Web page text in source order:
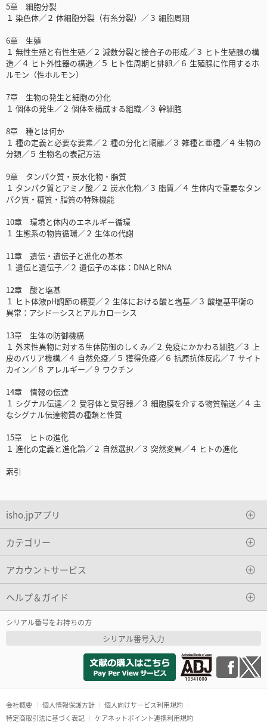
5章 細胞分裂
１ 染色体／２ 体細胞分裂（有糸分裂）／３ 細胞周期
6章 生殖
１ 無性生殖と有性生殖／２ 減数分裂と接合子の形成／３ ヒト生殖腺の構
造／４ ヒト外性器の構造／５ ヒト性周期と排卵／６ 生殖腺に作用するホ
ルモン（性ホルモン）
7章 生物の発生と細胞の分化
１ 個体の発生／２ 個体を構成する組織／３ 幹細胞
8章 種とは何か
１ 種の定義と必要な要素／２ 種の分化と隔離／３ 雑種と亜種／４ 生物の
分類／５ 生物名の表記方法
9章 タンパク質・炭水化物・脂質
１ タンパク質とアミノ酸／２ 炭水化物／３ 脂質／４ 生体内で重要なタン
パク質・糖質・脂質の特殊機能
10章 環境と体内のエネルギー循環
１ 生態系の物質循環／２ 生体の代謝
11章 遺伝・遺伝子と進化の基本
１ 遺伝と遺伝子／２ 遺伝子の本体：DNAとRNA
12章 酸と塩基
１ ヒト体液pH調節の概要／２ 生体における酸と塩基／３ 酸塩基平衡の
異常：アシドーシスとアルカローシス
13章 生体の防御機構
１ 外来性異物に対する生体防御のしくみ／２ 免疫にかかわる細胞／３ 上
皮のバリア機構／４ 自然免疫／５ 獲得免疫／６ 抗原抗体反応／７ サイト
カイン／８ アレルギー／９ ワクチン
14章 情報の伝達
１ シグナル伝達／２ 受容体と受容器／３ 細胞膜を介する物質輸送／４ 主
なシグナル伝達物質の種類と性質
15章 ヒトの進化
１ 進化の定義と進化論／２ 自然選択／３ 突然変異／４ ヒトの進化
索引
isho.jpアプリ
カテゴリー
アカウントサービス
ヘルプ＆ガイド
シリアル番号をお持ちの方
シリアル番号入力
会社概要 個人情報保護方針
個人向けサービス利用規約
特定商取引法に基づく表記
ケアネットポイント連携利用規約